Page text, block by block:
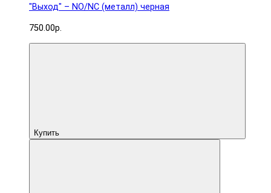
"Выход" – NO/NC (металл) черная
750.00р.
Купить